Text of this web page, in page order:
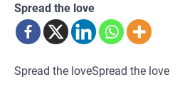
Spread the love
Spread the loveSpread the love